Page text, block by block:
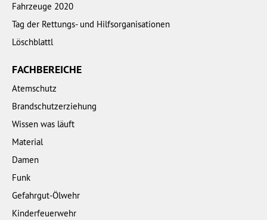
Fahrzeuge 2020
Tag der Rettungs- und Hilfsorganisationen
Löschblattl
FACHBEREICHE
Atemschutz
Brandschutzerziehung
Wissen was läuft
Material
Damen
Funk
Gefahrgut-Ölwehr
Kinderfeuerwehr